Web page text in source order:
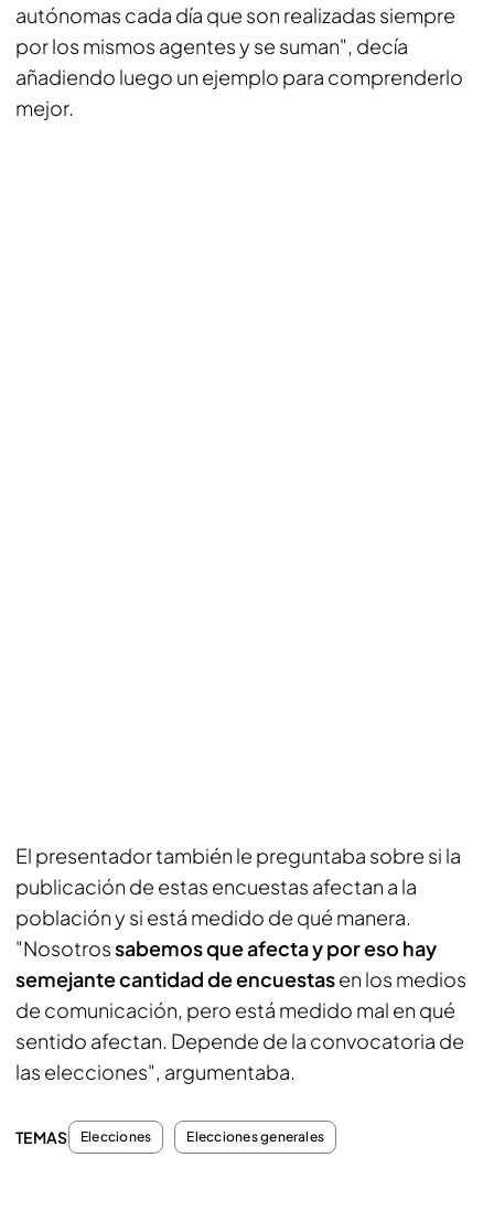
autónomas cada día que son realizadas siempre
por los mismos agentes y se suman", decía
añadiendo luego un ejemplo para comprenderlo
mejor.
El presentador también le preguntaba sobre si la
publicación de estas encuestas afectan a la
población y si está medido de qué manera.
"Nosotrossabemos que afecta y por eso hay
semejante cantidad de encuestasen los medios
de comunicación, pero está medido mal en qué
sentido afectan. Depende de la convocatoria de
las elecciones", argumentaba.
TEMAS Elecciones Elecciones generales